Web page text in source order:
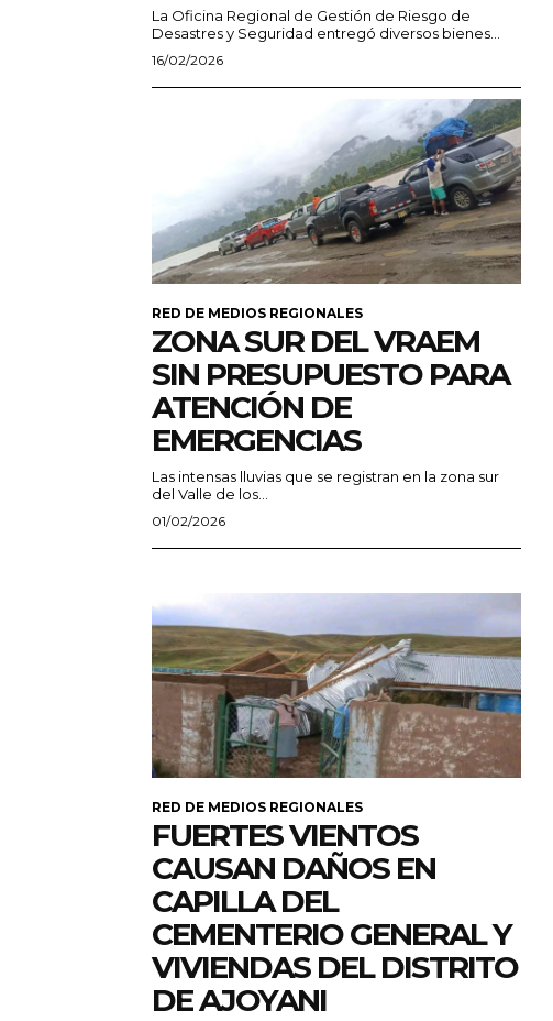
La Oficina Regional de Gestión de Riesgo de
Desastres y Seguridad entregó diversos bienes...
16/02/2026
RED DE MEDIOS REGIONALES
ZONA SUR DEL VRAEM
SIN PRESUPUESTO PARA
ATENCIÓN DE
EMERGENCIAS
Las intensas lluvias que se registran en la zona sur
del Valle de los...
01/02/2026
RED DE MEDIOS REGIONALES
FUERTES VIENTOS
CAUSAN DAÑOS EN
CAPILLA DEL
CEMENTERIO GENERAL Y
VIVIENDAS DEL DISTRITO
DE AJOYANI